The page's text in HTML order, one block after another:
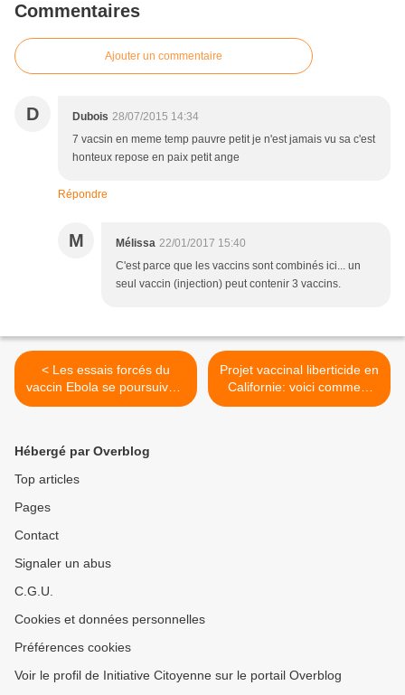
Commentaires
Ajouter un commentaire
D Dubois 28/07/2015 14:34
7 vacsin en meme temp pauvre petit je n'est jamais vu sa c'est
honteux repose en paix petit ange
Répondre
M Mélissa 22/01/2017 15:40
C'est parce que les vaccins sont combinés ici... un
seul vaccin (injection) peut contenir 3 vaccins.
< Les essais forcés du
vaccin Ebola se poursuivent
au Ghana
Projet vaccinal liberticide en
Californie: voici comment
les auditions de témoins
Hébergé par Overblog
Top articles
Pages
Contact
Signaler un abus
C.G.U.
Cookies et données personnelles
Préférences cookies
Voir le profil de Initiative Citoyenne sur le portail Overblog